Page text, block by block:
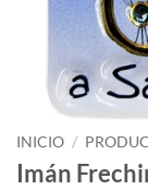
INICIO /
Imán